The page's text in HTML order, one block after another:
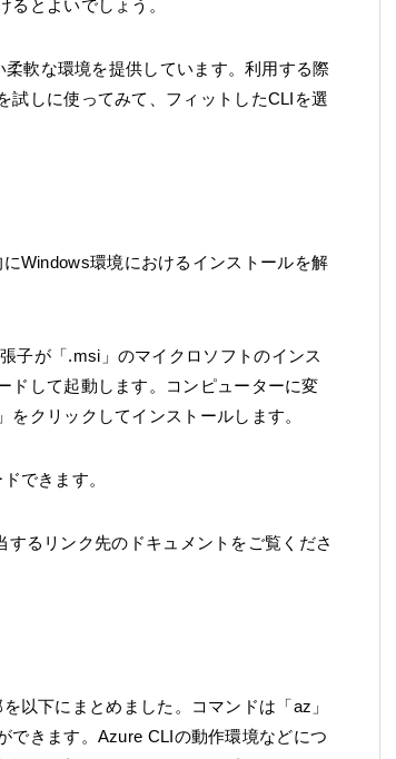
とよいでしょう。
軟な環境を提供しています。利用する際
試しに使ってみて、フィットしたCLIを選
Windows環境におけるインストールを解
子が「.msi」のマイクロソフトのインス
ドして起動します。コンピューターに変
クリックしてインストールします。
できます。
るリンク先のドキュメントをご覧くださ
以下にまとめました。コマンドは「az」
できます。Azure CLIの動作環境などにつ